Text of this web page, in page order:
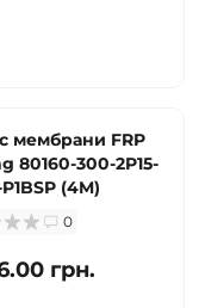
мембрани FRP
80160-300-2P15-
P1BSP (4M)
0
грн.